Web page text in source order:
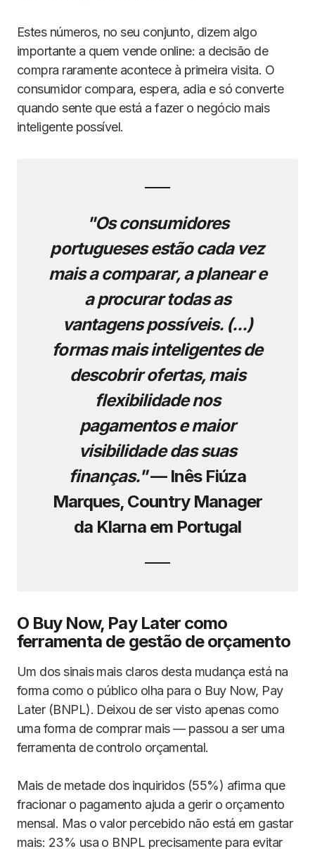
Estes números, no seu conjunto, dizem algo
importante a quem vende online: a decisão de
compra raramente acontece à primeira visita. O
consumidor compara, espera, adia e só converte
quando sente que está a fazer o negócio mais
inteligente possível.
"Os consumidores
portugueses estão cada vez
mais a comparar, a planear e
a procurar todas as
vantagens possíveis. (...)
formas mais inteligentes de
descobrir ofertas, mais
flexibilidade nos
pagamentos e maior
visibilidade das suas
finanças."— Inês Fiúza
Marques, Country Manager
da Klarna em Portugal
O Buy Now, Pay Later como
ferramenta de gestão de orçamento
Um dos sinais mais claros desta mudança está na
forma como o público olha para o Buy Now, Pay
Later (BNPL). Deixou de ser visto apenas como
uma forma de comprar mais — passou a ser uma
ferramenta de controlo orçamental.
Mais de metade dos inquiridos (55%) afirma que
fracionar o pagamento ajuda a gerir o orçamento
mensal. Mas o valor percebido não está em gastar
mais: 23% usa o BNPL precisamente para evitar